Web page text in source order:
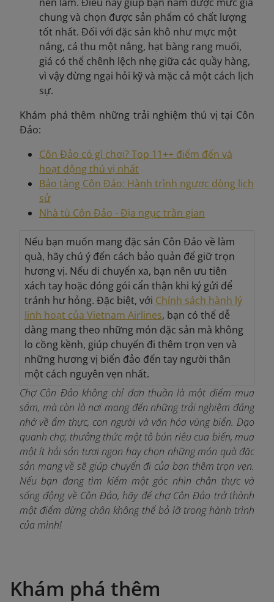
chung và chọn được sản phẩm có chất lượng
tốt nhất. Đối với đặc sản khô như mực một
nắng, cá thu một nắng, hạt bàng rang muối,
giá có thể chênh lệch nhẹ giữa các quầy hàng,
vì vậy đừng ngại hỏi kỹ và mặc cả một cách lịch
sự.
Khám phá thêm những trải nghiệm thú vị tại Côn
Đảo:
Côn Đảo có gì chơi? Top 11++ điểm đến và
hoạt động thú vị nhất
Bảo tàng Côn Đảo: Hành trình ngược dòng lịch
sử
Nhà tù Côn Đảo - Địa ngục trần gian
Nếu bạn muốn mang đặc sản Côn Đảo về làm
quà, hãy chú ý đến cách bảo quản để giữ trọn
hương vị. Nếu di chuyển xa, bạn nên ưu tiên
xách tay hoặc đóng gói cẩn thận khi ký gửi để
tránh hư hỏng. Đặc biệt, với Chính sách hành lý
linh hoạt của Vietnam Airlines, bạn có thể dễ
dàng mang theo những món đặc sản mà không
lo cồng kềnh, giúp chuyến đi thêm trọn vẹn và
những hương vị biển đảo đến tay người thân
một cách nguyên vẹn nhất.
Chợ Côn Đảo không chỉ đơn thuần là một điểm mua
sắm, mà còn là nơi mang đến những trải nghiệm đáng
nhớ về ẩm thực, con người và văn hóa vùng biển. Dạo
quanh chợ, thưởng thức một tô bún riêu cua biển, mua
một ít hải sản tươi ngon hay chọn những món quà đặc
sản mang về sẽ giúp chuyến đi của bạn thêm trọn vẹn.
Nếu bạn đang tìm kiếm một góc nhìn chân thực và
sống động về Côn Đảo, hãy để chợ Côn Đảo trở thành
một điểm dừng chân không thể bỏ lỡ trong hành trình
của mình!
Khám phá thêm